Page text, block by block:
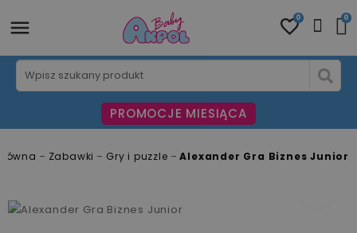
0 0
PROMOCJE MIESIĄCA
Zabawki Gry i puzzle Alexander Gra Biznes Junior